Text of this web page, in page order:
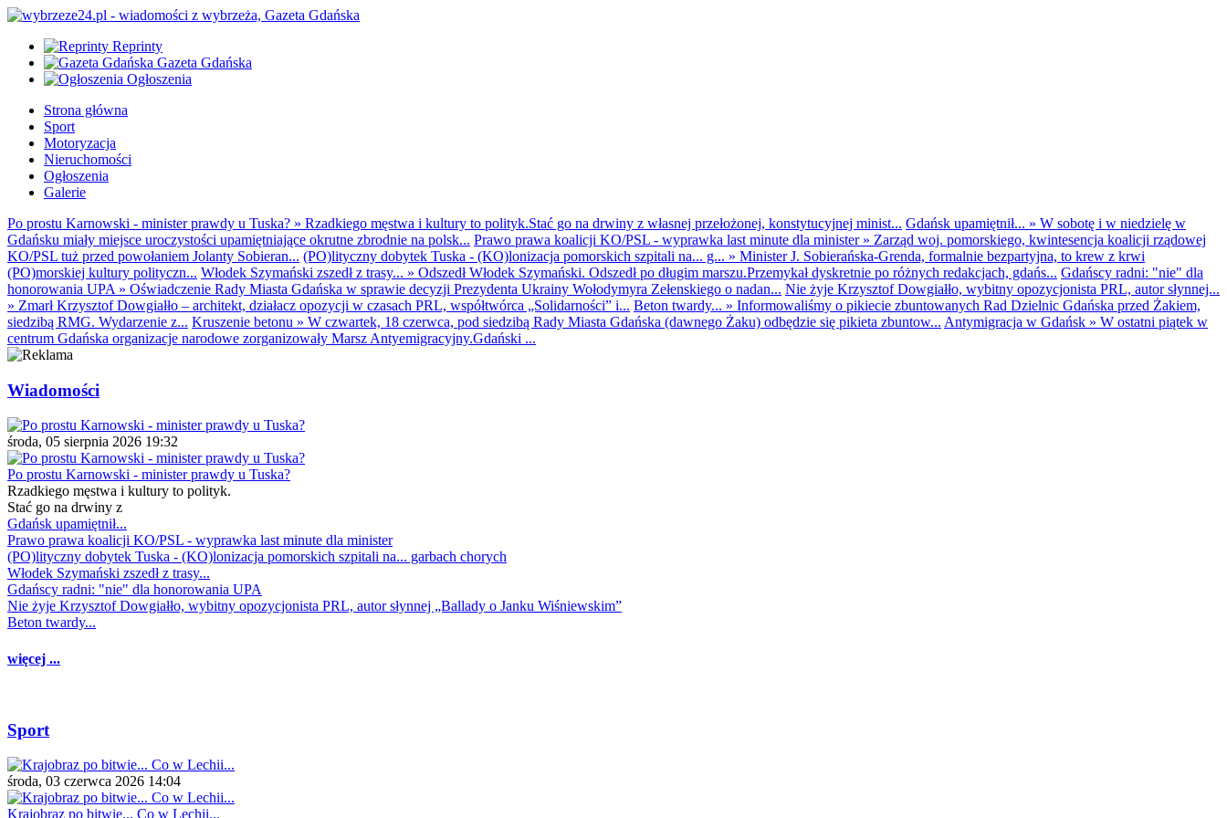
Reprinty
Gazeta Gdańska
Ogłoszenia
Strona główna
Sport
Motoryzacja
Nieruchomości
Ogłoszenia
Galerie
Po prostu Karnowski - minister prawdy u Tuska? » Rzadkiego męstwa i kultury to polityk.Stać go na drwiny z własnej przełożonej, konstytucyjnej minist... Gdańsk upamiętnił... » W sobotę i w niedzielę w
Gdańsku miały miejsce uroczystości upamiętniające okrutne zbrodnie na polsk... Prawo prawa koalicji KO/PSL - wyprawka last minute dla minister» Zarząd woj. pomorskiego, kwintesencja koalicji rządowej
KO/PSL tuż przed powołaniem Jolanty Sobieran... (PO)lityczny dobytek Tuska - (KO)lonizacja pomorskich szpitali na... g... » Minister J. Sobierańska-Grenda, formalnie bezpartyjna, to krew z krwi
(PO)morskiej kultury polityczn... Włodek Szymański zszedł z trasy... » Odszedł Włodek Szymański. Odszedł po długim marszu.Przemykał dyskretnie po różnych redakcjach, gdańs... Gdańscy radni: "nie" dla
honorowania UPA » Oświadczenie Rady Miasta Gdańska w sprawie decyzji Prezydenta Ukrainy Wołodymyra Zełenskiego o nadan... Nie żyje Krzysztof Dowgiałło, wybitny opozycjonista PRL, autor słynnej...
» Zmarł Krzysztof Dowgiałło – architekt, działacz opozycji w czasach PRL, współtwórca „Solidarności” i... Beton twardy... » Informowaliśmy o pikiecie zbuntowanych Rad Dzielnic Gdańska przed Żakiem,
siedzibą RMG. Wydarzenie z... Kruszenie betonu » W czwartek, 18 czerwca, pod siedzibą Rady Miasta Gdańska (dawnego Żaku) odbędzie się pikieta zbuntow... Antymigracja w Gdańsk » W ostatni piątek w
centrum Gdańska organizacje narodowe zorganizowały Marsz Antyemigracyjny.Gdański ...
Wiadomości
środa, 05 sierpnia 2026 19:32
Po prostu Karnowski - minister prawdy u Tuska?
Rzadkiego męstwa i kultury to polityk.
Stać go na drwiny z
Gdańsk upamiętnił...
Prawo prawa koalicji KO/PSL - wyprawka last minute dla minister
(PO)lityczny dobytek Tuska - (KO)lonizacja pomorskich szpitali na... garbach chorych
Włodek Szymański zszedł z trasy...
Gdańscy radni: "nie" dla honorowania UPA
Nie żyje Krzysztof Dowgiałło, wybitny opozycjonista PRL, autor słynnej „Ballady o Janku Wiśniewskim”
Beton twardy...
więcej ...
Sport
środa, 03 czerwca 2026 14:04
Krajobraz po bitwie... Co w Lechii...